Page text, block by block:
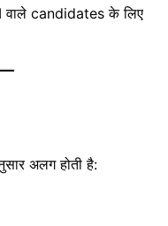
candidates के लिए
अलग होती है: